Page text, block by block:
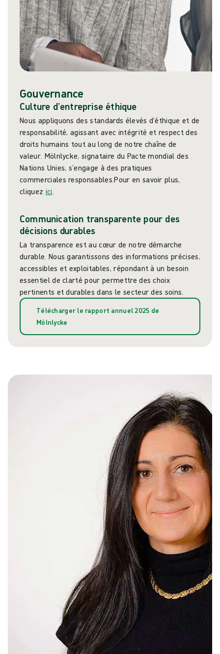
Gouvernance
Culture d’entreprise éthique
Nous appliquons des standards élevés d’éthique et de
responsabilité, agissant avec intégrité et respect des
droits humains tout au long de notre chaîne de
valeur. Mölnlycke, signataire du Pacte mondial des
Nations Unies, s’engage à des pratiques
commerciales responsables.Pour en savoir plus,
cliquez ici.
Communication transparente pour des
décisions durables
La transparence est au cœur de notre démarche
durable. Nous garantissons des informations précises,
accessibles et exploitables, répondant à un besoin
essentiel de clarté pour permettre des choix
pertinents et durables dans le secteur des soins.
Télécharger le rapport annuel 2025 de
Mölnlycke